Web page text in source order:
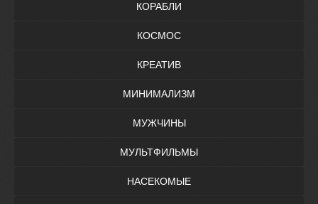
КОРАБЛИ
КОСМОС
КРЕАТИВ
МИНИМАЛИЗМ
МУЖЧИНЫ
МУЛЬТФИЛЬМЫ
НАСЕКОМЫЕ